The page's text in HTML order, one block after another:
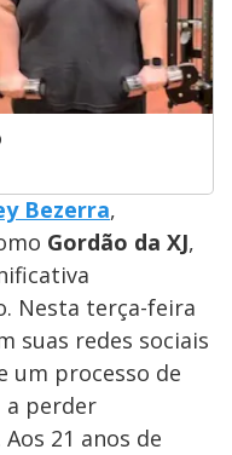
Bezerra,
Gordão da XJ,
Nesta terça-feira
suas redes sociais
um processo de
a perder
21 anos de